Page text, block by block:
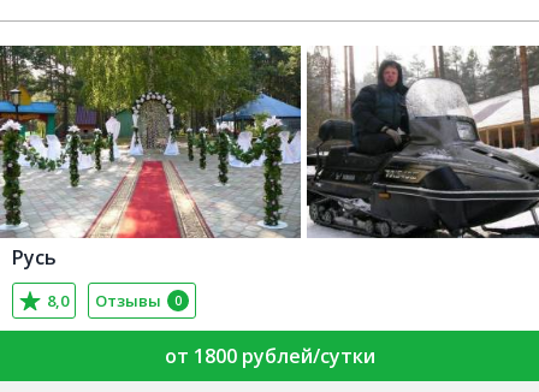
Русь
8,0 Отзывы 0
от 1800 рублей/сутки